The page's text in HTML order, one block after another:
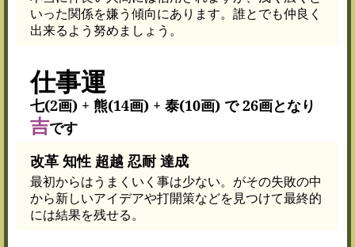
いった関係を嫌う傾向にあります。誰とでも仲良く
出来るよう努めましょう。
仕事運
七(2画) + 熊(14画) + 泰(10画) で 26画となり
吉です
改革 知性 超越 忍耐 達成
最初からはうまくいく事は少ない。がその失敗の中
から新しいアイデアや打開策などを見つけて最終的
には結果を残せる。